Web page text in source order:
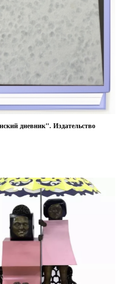
дневник". Издательство